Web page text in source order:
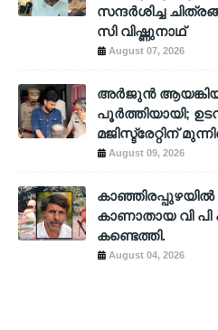
സന്ദര്‍ശിച്ച
സി വിഷ്ണുനാഥ്
August 07, 2026
അര്‍ജുന്‍
പൂര്‍ത്തിയായി;
മജിസ്ട്രേറ്റിന്
August 09, 2026
കാഞ്ഞിരപ്പുഴയിൽ
കാണാതായ വി
കണ്ടെത്തി.
August 04, 2026